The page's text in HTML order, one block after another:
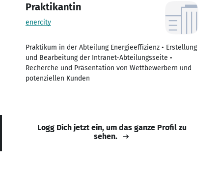
Praktikantin
enercity
Praktikum in der Abteilung Energieeffizienz • Erstellung
und Bearbeitung der Intranet-Abteilungsseite •
Recherche und Präsentation von Wettbewerbern und
potenziellen Kunden
Logg Dich jetzt ein, um das ganze Profil zu
sehen.